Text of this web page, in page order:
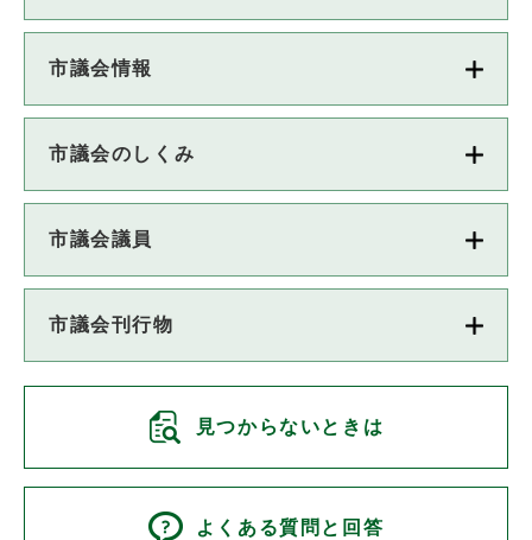
市議会情報
市議会のしくみ
市議会議員
市議会刊行物
見つからないときは
よくある質問と回答